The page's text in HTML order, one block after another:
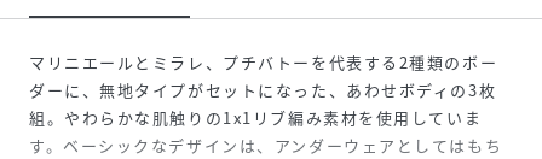
マリニエールとミラレ、プチバトーを代表する2種類のボー
ダーに、無地タイプがセットになった、あわせボディの3枚
組。やわらかな肌触りの1x1リブ編み素材を使用していま
す。ベーシックなデザインは、アンダーウェアとしてはもち